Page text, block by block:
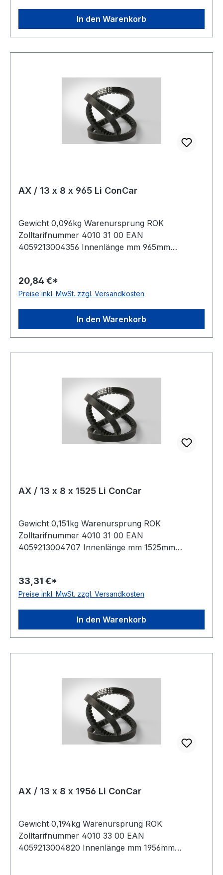
In den Warenkorb
AX / 13 x 8 x 965 Li ConCar
Gewicht 0,096kg Warenursprung ROK
Zolltarifnummer 4010 31 00 EAN
4059213004356 Innenlänge mm 965mm
Ausführung flankenoffen, formgezahnt
antistatisch ja Norm DIN 2215 Material Neoprene
20,84 €*
Preise inkl. MwSt. zzgl. Versandkosten
In den Warenkorb
AX / 13 x 8 x 1525 Li ConCar
Gewicht 0,151kg Warenursprung ROK
Zolltarifnummer 4010 31 00 EAN
4059213004707 Innenlänge mm 1525mm
Ausführung flankenoffen, formgezahnt
antistatisch ja Norm DIN 2235 Material Neoprene
33,31 €*
Preise inkl. MwSt. zzgl. Versandkosten
In den Warenkorb
AX / 13 x 8 x 1956 Li ConCar
Gewicht 0,194kg Warenursprung ROK
Zolltarifnummer 4010 33 00 EAN
4059213004820 Innenlänge mm 1956mm